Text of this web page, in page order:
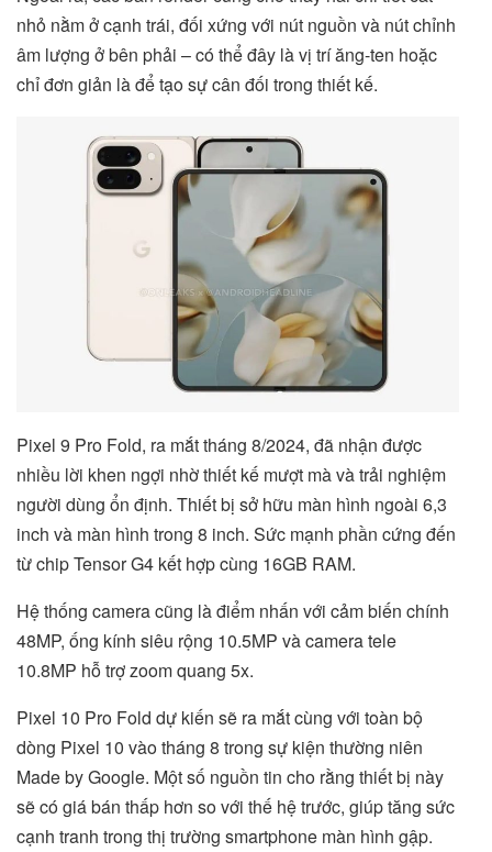
nhỏ nằm ở cạnh trái, đối xứng với nút nguồn và nút chỉnh
âm lượng ở bên phải – có thể đây là vị trí ăng-ten hoặc
chỉ đơn giản là để tạo sự cân đối trong thiết kế.
Pixel 9 Pro Fold, ra mắt tháng 8/2024, đã nhận được
nhiều lời khen ngợi nhờ thiết kế mượt mà và trải nghiệm
người dùng ổn định. Thiết bị sở hữu màn hình ngoài 6,3
inch và màn hình trong 8 inch. Sức mạnh phần cứng đến
từ chip Tensor G4 kết hợp cùng 16GB RAM.
Hệ thống camera cũng là điểm nhấn với cảm biến chính
48MP, ống kính siêu rộng 10.5MP và camera tele
10.8MP hỗ trợ zoom quang 5x.
Pixel 10 Pro Fold dự kiến sẽ ra mắt cùng với toàn bộ
dòng Pixel 10 vào tháng 8 trong sự kiện thường niên
Made by Google. Một số nguồn tin cho rằng thiết bị này
sẽ có giá bán thấp hơn so với thế hệ trước, giúp tăng sức
cạnh tranh trong thị trường smartphone màn hình gập.